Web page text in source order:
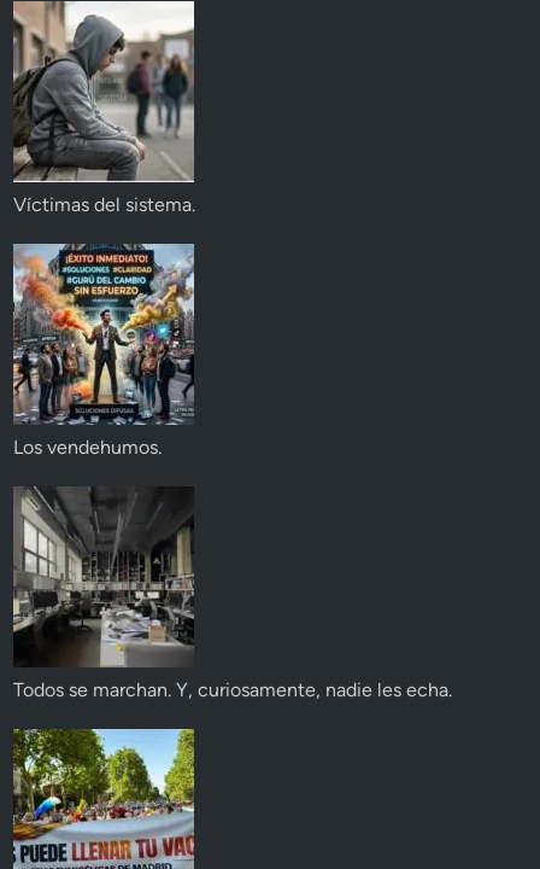
Víctimas del sistema.
Los vendehumos.
Todos se marchan. Y, curiosamente, nadie les echa.